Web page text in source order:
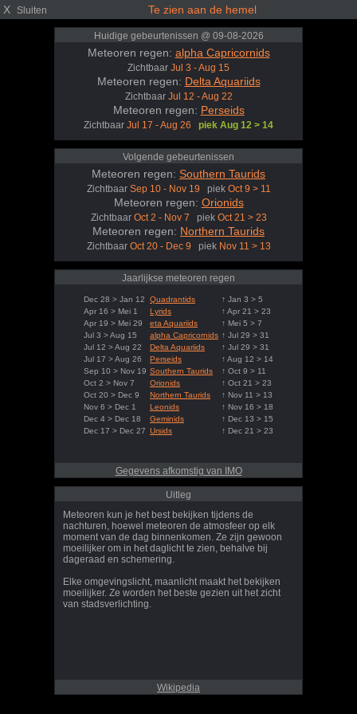
X Sluiten Te zien aan de hemel
Huidige gebeurtenissen @ 09-08-2026
Meteoren regen: alpha Capricornids
Zichtbaar Jul 3 - Aug 15
Meteoren regen: Delta Aquariids
Zichtbaar Jul 12 - Aug 22
Meteoren regen: Perseids
Zichtbaar Jul 17 - Aug 26 piek Aug 12 > 14
Volgende gebeurtenissen
Meteoren regen: Southern Taurids
Zichtbaar Sep 10 - Nov 19 piek Oct 9 > 11
Meteoren regen: Orionids
Zichtbaar Oct 2 - Nov 7 piek Oct 21 > 23
Meteoren regen: Northern Taurids
Zichtbaar Oct 20 - Dec 9 piek Nov 11 > 13
Jaarlijkse meteoren regen
Dec 28 > Jan 12 Quadrantids
↑ Jan 3 > 5
Apr 16 > Mei 1
Lyrids
↑ Apr 21 > 23
Apr 19 > Mei 29
eta Aquariids
↑ Mei 5 > 7
Jul 3 > Aug 15
alpha Capricornids ↑ Jul 29 > 31
Jul 12 > Aug 22
Delta Aquariids
↑ Jul 29 > 31
Jul 17 > Aug 26
Perseids
↑ Aug 12 > 14
Sep 10 > Nov 19 Southern Taurids
↑ Oct 9 > 11
Oct 2 > Nov 7
Orionids
↑ Oct 21 > 23
Oct 20 > Dec 9
Northern Taurids
↑ Nov 11 > 13
Nov 6 > Dec 1
Leonids
↑ Nov 16 > 18
Dec 4 > Dec 18
Geminids
↑ Dec 13 > 15
Dec 17 > Dec 27 Ursids ↑ Dec 21 > 23
Gegevens afkomstig van IMO
Uitleg
Meteoren kun je het best bekijken tijdens de
nachturen, hoewel meteoren de atmosfeer op elk
moment van de dag binnenkomen. Ze zijn gewoon
moeilijker om in het daglicht te zien, behalve bij
dageraad en schemering.
Elke omgevingslicht, maanlicht maakt het bekijken
moeilijker. Ze worden het beste gezien uit het zicht
van stadsverlichting.
Wikipedia